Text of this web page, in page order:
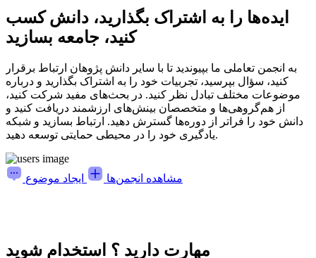
ایده‌ها را به اشتراک بگذارید، دانش کسب
کنید، جامعه بسازید
به انجمن تعاملی ما بپیوندید تا با سایر دانش پژوهان ارتباط برقرار
کنید، سؤال بپرسید، تجربیات خود را به اشتراک بگذارید و درباره
موضوعات مختلف تبادل نظر کنید. در بحث‌های مفید شرکت کنید،
از هم‌گروهی‌ها و متخصصان بینش‌های ارزشمند دریافت کنید و
دانش خود را فراتر از دوره‌ها گسترش دهید. ارتباط بسازید و شبکه
یادگیری خود را در محیطی حمایتی توسعه دهید.
مشاهده انجمن‌ها ایجاد موضوع
مهارت دارید ؟ استخدام شوید